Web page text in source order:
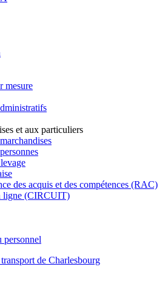
mesure
et aux particuliers
des acquis et des compétences (RAC)
ligne (CIRCUIT)
personnel